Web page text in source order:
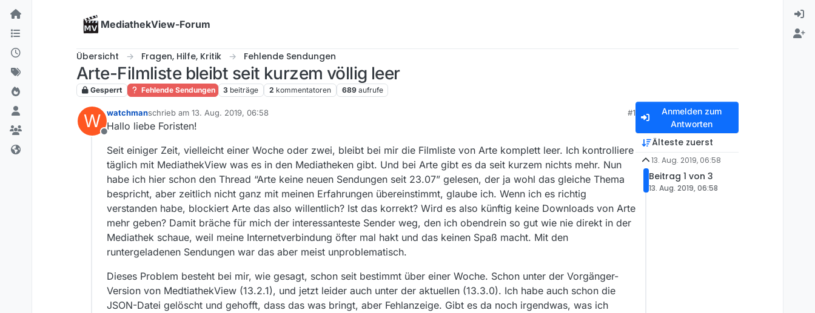
Skip to content
MediathekView-Forum
Übersicht Fragen, Hilfe, Kritik Fehlende Sendungen
Arte-Filmliste bleibt seit kurzem völlig leer
Gesperrt Fehlende Sendungen 3 beiträge 2 kommentatoren 689 aufrufe
W
Offline
watchmanschrieb am 13. Aug. 2019, 06:58
zuletzt editiert von
#1
Hallo liebe Foristen!
Seit einiger Zeit, vielleicht einer Woche oder zwei, bleibt bei mir die Filmliste von Arte komplett leer. Ich kontrolliere
täglich mit MediathekView was es in den Mediatheken gibt. Und bei Arte gibt es da seit kurzem nichts mehr. Nun
habe ich hier schon den Thread “Arte keine neuen Sendungen seit 23.07” gelesen, der ja wohl das gleiche Thema
bespricht, aber zeitlich nicht ganz mit meinen Erfahrungen übereinstimmt, glaube ich. Wenn ich es richtig
verstanden habe, blockiert Arte das also willentlich? Ist das korrekt? Wird es also künftig keine Downloads von Arte
mehr geben? Damit bräche für mich der interessanteste Sender weg, den ich obendrein so gut wie nie direkt in der
Mediathek schaue, weil meine Internetverbindung öfter mal hakt und das keinen Spaß macht. Mit den
runtergeladenen Sendungen war das aber meist unproblematisch.
Dieses Problem besteht bei mir, wie gesagt, schon seit bestimmt über einer Woche. Schon unter der Vorgänger-
Version von MedtiathekView (13.2.1), und jetzt leider auch unter der aktuellen (13.3.0). Ich habe auch schon die
JSON-Datei gelöscht und gehofft, dass das was bringt, aber Fehlanzeige. Gibt es da noch irgendwas, was ich
Anmelden zum
Antworten
Älteste zuerst
13. Aug. 2019, 06:58
Beitrag 1 von 3
13. Aug. 2019, 06:58